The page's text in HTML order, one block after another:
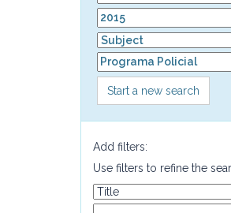
Start a new search
Add filters:
Use filters to refine the